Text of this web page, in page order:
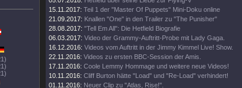
15.11.2017: Teil 1 der "Master Of Puppets" Mini-Doku online
21.09.2017: Knallen "One" in den Trailer zu "The Punisher"
28.08.2017: "Tell Em All": Die Hetfield Biografie
06.03.2017: Video der Grammy-Auftritt-Probe mit Lady Gaga.
16.12.2016: Videos vom Auftritt in der Jimmy Kimmel Live! Show.
22.11.2016: Videos zu ersten BBC-Session der Amis.
17.11.2016: Coole Lemmy Hommage und weitere neue Videos!
10.11.2016: Cliff Burton hätte "Load" und "Re-Load" verhindert!
01.11.2016: Neuer Clip zu "Atlas, Rise!".